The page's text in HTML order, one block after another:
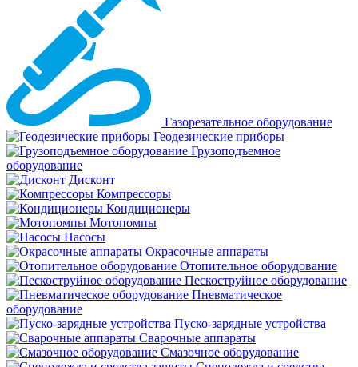
Газорезательное оборудование
Геодезические приборы
Грузоподъемное
оборудование
Дисконт
Компрессоры
Кондиционеры
Мотопомпы
Насосы
Окрасочные аппараты
Отопительное оборудование
Пескоструйное оборудование
Пневматическое
оборудование
Пуско-зарядные устройства
Сварочные аппараты
Смазочное оборудование